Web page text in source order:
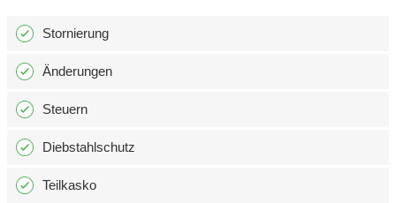
Stornierung
Änderungen
Steuern
Diebstahlschutz
Teilkasko